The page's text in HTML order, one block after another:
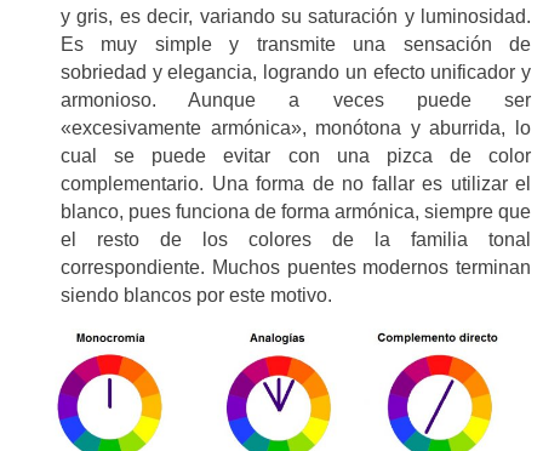
y gris, es decir, variando su saturación y luminosidad.
Es muy simple y transmite una sensación de
sobriedad y elegancia, logrando un efecto unificador y
armonioso. Aunque a veces puede ser
«excesivamente armónica», monótona y aburrida, lo
cual se puede evitar con una pizca de color
complementario. Una forma de no fallar es utilizar el
blanco, pues funciona de forma armónica, siempre que
el resto de los colores de la familia tonal
correspondiente. Muchos puentes modernos terminan
siendo blancos por este motivo.